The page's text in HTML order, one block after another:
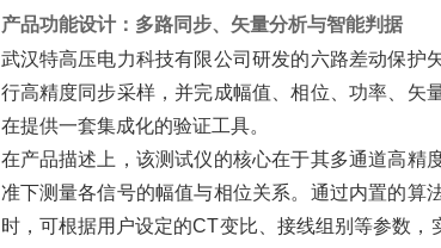
产品功能设计：多路同步、矢量分析与智能判据
武汉特高压电力科技有限公司研发的六路差动保护
行高精度同步采样，并完成幅值、相位、功率、矢
在提供一套集成化的验证工具。
在产品描述上，该测试仪的核心在于其多通道高精
准下测量各信号的幅值与相位关系。通过内置的算
时，可根据用户设定的CT变比、接线组别等参数